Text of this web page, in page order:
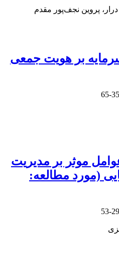
پروین نجف‌پور مقدم
بر هویت جمعی
35-65
موثر بر مدیریت
(مورد مطالعه:
29-53